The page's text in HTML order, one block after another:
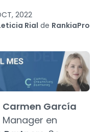
2022
Rial de RankiaPro
Carmen García
en